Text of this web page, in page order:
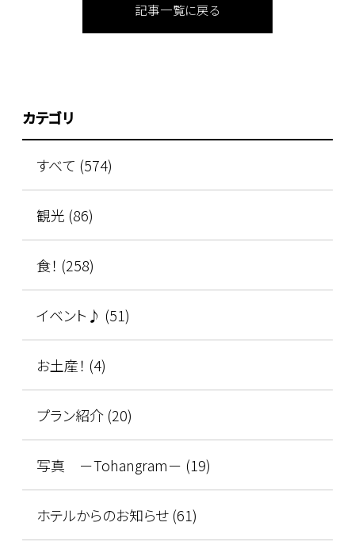
記事一覧に戻る
カテゴリ
すべて (574)
観光 (86)
食！ (258)
イベント♪ (51)
お土産！ (4)
プラン紹介 (20)
写真 －Tohangram－ (19)
ホテルからのお知らせ (61)